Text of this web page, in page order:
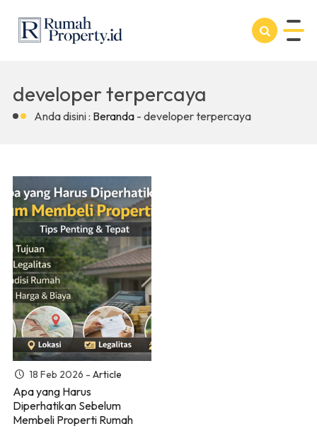
developer terpercaya
Anda disini : Beranda - developer terpercaya
18 Feb 2026 - Article
Apa yang Harus
Diperhatikan Sebelum
Membeli Properti Rumah